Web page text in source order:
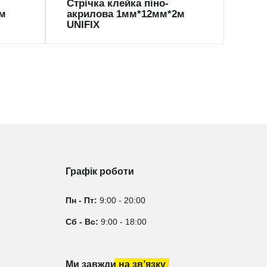
Стрічка клейка піно-
акрилова 1мм*12мм*2м
UNIFIX
Графік роботи
Пн - Пт: 9:00 - 20:00
Сб - Вс: 9:00 - 18:00
Ми завжди на зв’язку